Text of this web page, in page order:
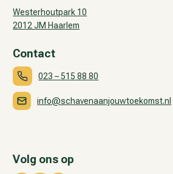
Westerhoutpark 10
2012 JM Haarlem
Contact
023 – 515 88 80
info@schavenaanjouwtoekomst.nl
Volg ons op